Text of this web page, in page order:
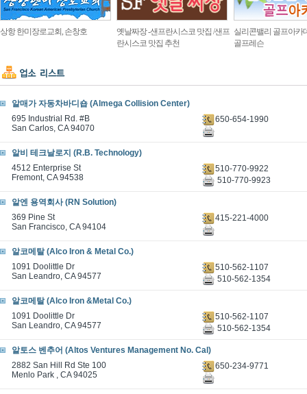
상항 한미장로교회, 손창호
옛날짜장 -샌프란시스코 맛집 /샌프
란시스코 맛집 추천
실리콘밸리 골프아카
골프레슨
알매가 자동차바디숍 (Almega Collision Center)
695 Industrial Rd. #B
San Carlos, CA 94070
650-654-1990
알비 테크날로지 (R.B. Technology)
4512 Enterprise St
Fremont, CA 94538
510-770-9922
510-770-9923
알엔 용역회사 (RN Solution)
369 Pine St
San Francisco, CA 94104
415-221-4000
알코메탈 (Alco Iron & Metal Co.)
1091 Doolittle Dr
San Leandro, CA 94577
510-562-1107
510-562-1354
알코메탈 (Alco Iron &Metal Co.)
1091 Doolittle Dr
San Leandro, CA 94577
510-562-1107
510-562-1354
알토스 벤추어 (Altos Ventures Management No. Cal)
2882 San Hill Rd Ste 100
Menlo Park , CA 94025
650-234-9771